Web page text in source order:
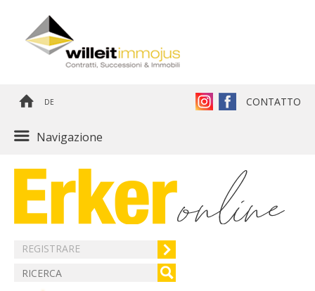
DE CONTATTO
Navigazione
REGISTRARE